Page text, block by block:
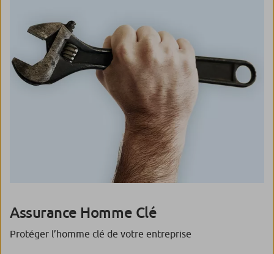
Assurance Homme Clé
Protéger l’homme clé de votre entreprise